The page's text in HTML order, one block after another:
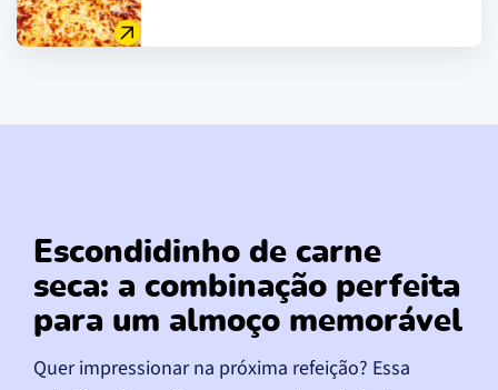
Escondidinho de carne
seca: a combinação perfeita
para um almoço memorável
Quer impressionar na próxima refeição? Essa